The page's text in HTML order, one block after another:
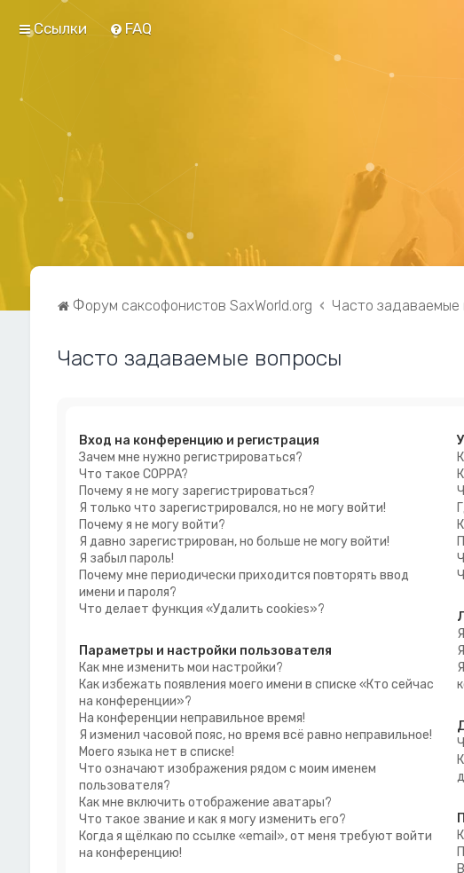
Ссылки FAQ
Форум саксофонистов SaxWorld.org Часто задаваемые
Часто задаваемые вопросы
Вход на конференцию и регистрация
Зачем мне нужно регистрироваться?
Что такое COPPA?
Почему я не могу зарегистрироваться?
Я только что зарегистрировался, но не могу войти!
Почему я не могу войти?
Я давно зарегистрирован, но больше не могу войти!
Я забыл пароль!
Почему мне периодически приходится повторять ввод
имени и пароля?
Что делает функция «Удалить cookies»?
Параметры и настройки пользователя
Как мне изменить мои настройки?
Как избежать появления моего имени в списке «Кто сейчас
на конференции»?
На конференции неправильное время!
Я изменил часовой пояс, но время всё равно неправильное!
Моего языка нет в списке!
Что означают изображения рядом с моим именем
пользователя?
Как мне включить отображение аватары?
Что такое звание и как я могу изменить его?
Когда я щёлкаю по ссылке «email», от меня требуют войти
на конференцию!